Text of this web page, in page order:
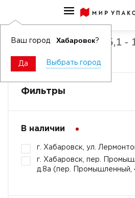
Ваш город Хабаровск?
Да Выбрать город
Ведра ПП овальные 5,1 -
Фильтры
В наличии
г. Хабаровск, ул.
г. Хабаровск, пер.
д.8а (пер. Промышленный,